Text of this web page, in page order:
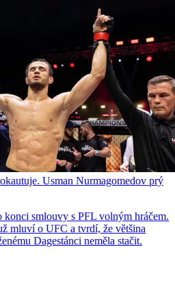
Usman Nurmagomedov prý
konci smlouvy s PFL volným hráčem.
mluví o UFC a tvrdí, že většina
Dagestánci neměla stačit.